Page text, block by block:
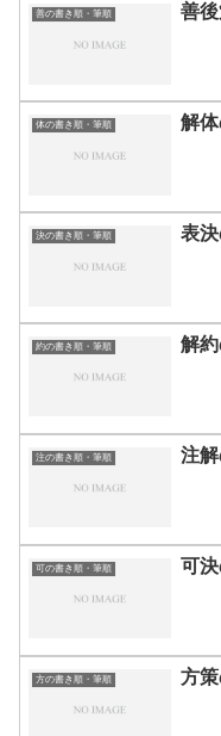
善の書き順・筆順 善
体の書き順・筆順 解
決の書き順・筆順 表
約の書き順・筆順 解
注の書き順・筆順 注
可の書き順・筆順 可
方の書き順・筆順 方